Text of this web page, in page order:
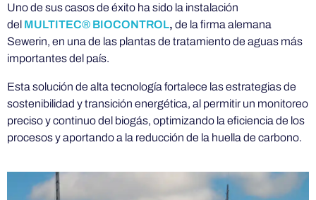
p
u
l
s
a
Uno de sus casos de éxito ha sido la instalación
del MULTITEC® BIOCONTROL, de la firma alemana
Sewerin, en una de las plantas de tratamiento de aguas más
importantes del país.
Esta solución de alta tecnología fortalece las estrategias de
sostenibilidad y transición energética, al permitir un monitoreo
preciso y continuo del biogás, optimizando la eficiencia de los
procesos y aportando a la reducción de la huella de carbono.